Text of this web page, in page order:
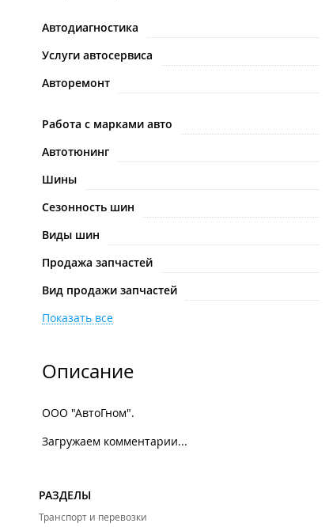
Автодиагностика
Услуги автосервиса
Авторемонт
Работа с марками авто
Автотюнинг
Шины
Сезонность шин
Виды шин
Продажа запчастей
Вид продажи запчастей
Показать все
Описание
ООО "АвтоГном".
Загружаем комментарии...
РАЗДЕЛЫ
Транспорт и перевозки